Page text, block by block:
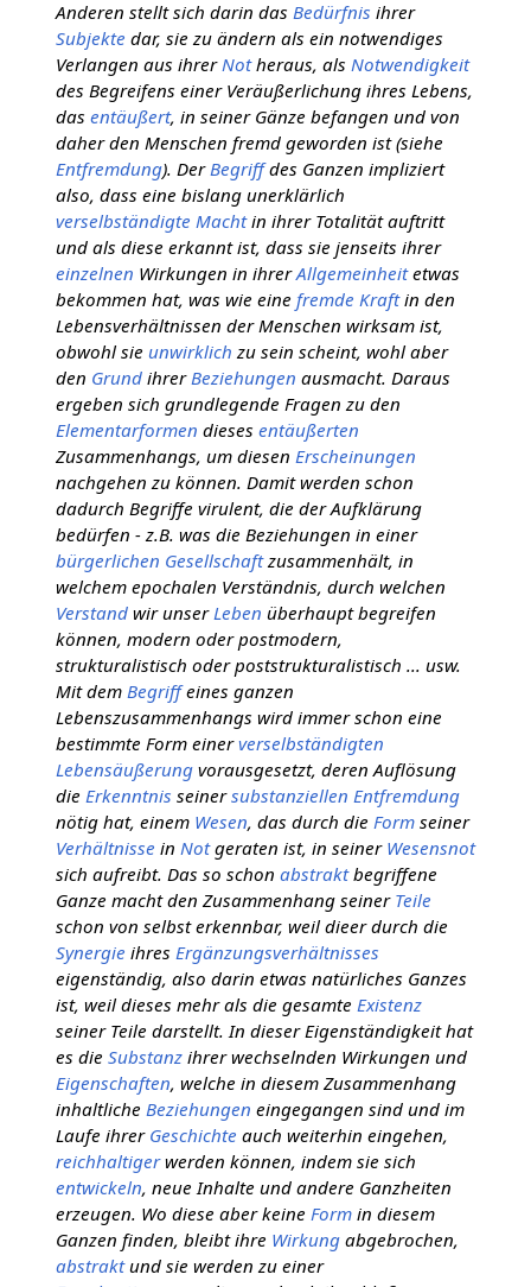
Anderen stellt sich darin das Bedürfnis ihrer
Subjekte dar, sie zu ändern als ein notwendiges
Verlangen aus ihrer Notheraus, als Notwendigkeit
des Begreifens einer Veräußerlichung ihres Lebens,
das entäußert, in seiner Gänze befangen und von
daher den Menschen fremd geworden ist (siehe
Entfremdung). Der Begriffdes Ganzen impliziert
also, dass eine bislang unerklärlich
verselbständigte Machtin ihrer Totalität auftritt
und als diese erkannt ist, dass sie jenseits ihrer
einzelnen Wirkungen in ihrerAllgemeinheitetwas
bekommen hat, was wie eine fremde Kraftin den
Lebensverhältnissen der Menschen wirksam ist,
obwohl sie unwirklich zu sein scheint, wohl aber
den Grundihrer Beziehungen ausmacht. Daraus
ergeben sich grundlegende Fragen zu den
Elementarformen dieses entäußerten
Zusammenhangs, um diesen Erscheinungen
nachgehen zu können. Damit werden schon
dadurch Begriffe virulent, die der Aufklärung
bedürfen - z.B. was die Beziehungen in einer
bürgerlichen Gesellschaftzusammenhält, in
welchem epochalen Verständnis, durch welchen
Verstandwir unser Leben überhaupt begreifen
können, modern oder postmodern,
strukturalistisch oder poststrukturalistisch ... usw.
Mit dem Begriffeines ganzen
Lebenszusammenhangs wird immer schon eine
bestimmte Form einerverselbständigten
Lebensäußerungvorausgesetzt, deren Auflösung
die Erkenntnis seinersubstanziellen Entfremdung
nötig hat, einem Wesen, das durch die Formseiner
Verhältnisse in Notgeraten ist, in seiner Wesensnot
sich aufreibt. Das so schon abstraktbegriffene
Ganze macht den Zusammenhang seiner Teile
schon von selbst erkennbar, weil dieer durch die
Synergie ihres Ergänzungsverhältnisses
eigenständig, also darin etwas natürliches Ganzes
ist, weil dieses mehr als die gesamte Existenz
seiner Teile darstellt. In dieser Eigenständigkeit hat
es die Substanzihrer wechselnden Wirkungen und
Eigenschaften, welche in diesem Zusammenhang
inhaltliche Beziehungen eingegangen sind und im
Laufe ihrer Geschichte auch weiterhin eingehen,
reichhaltigerwerden können, indem sie sich
entwickeln, neue Inhalte und andere Ganzheiten
erzeugen. Wo diese aber keine Formin diesem
Ganzen finden, bleibt ihre Wirkungabgebrochen,
abstraktund sie werden zu einer